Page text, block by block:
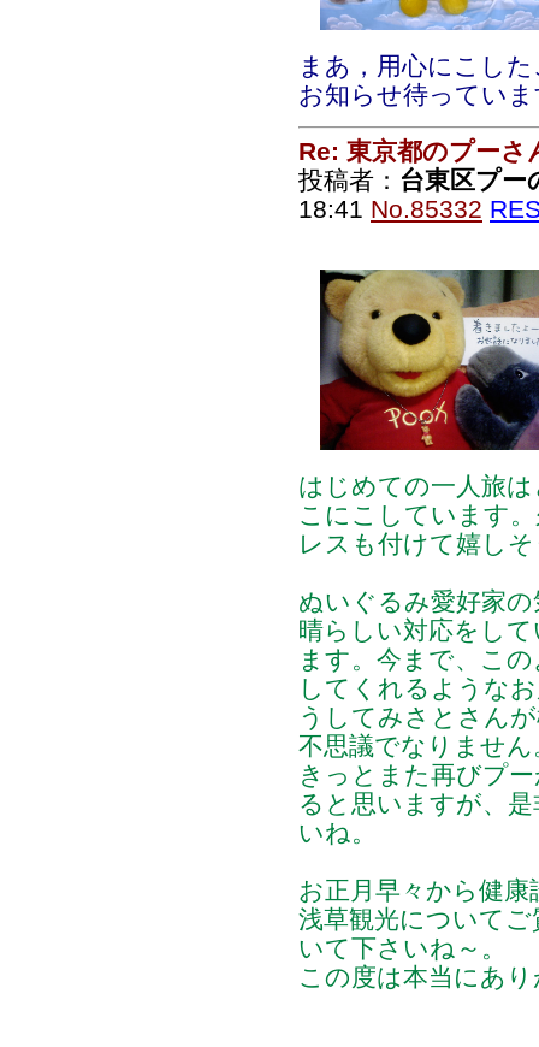
まあ，用心にこし
お知らせ待って
Re: 東京都のプーさ
投稿者： 台東区プー
18:41 No.85332
はじめての一人旅
こにこしています
レスも付けて嬉し
ぬいぐるみ愛好家
晴らしい対応をし
ます。今まで、こ
してくれるような
うしてみさとさん
不思議でなりません
きっとまた再びプ
ると思いますが、
いね。
お正月早々から健
浅草観光について
いて下さいね～。
この度は本当にあ